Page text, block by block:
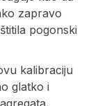
zapravo
pogonski
kalibraciju
glatko i